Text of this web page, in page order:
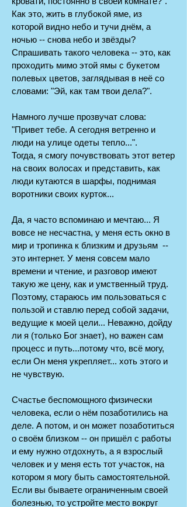
Как это, жить в глубокой яме, из
которой видно небо и тучи днём, а
ночью -- снова небо и звёзды?
Спрашивать такого человека -- это, как
проходить мимо этой ямы с букетом
полевых цветов, заглядывая в неё со
словами: "Эй, как там твои дела?".
Намного лучше прозвучат слова:
"Привет тебе. А сегодня ветренно и
люди на улице одеты тепло...".
Тогда, я смогу почувствовать этот ветер
на своих волосах и представить, как
люди кутаются в шарфы, поднимая
воротники своих курток...
Да, я часто вспоминаю и мечтаю... Я
вовсе не несчастна, у меня есть окно в
мир и тропинка к близким и друзьям --
это интернет. У меня совсем мало
времени и чтение, и разговор имеют
такую же цену, как и умственный труд.
Поэтому, стараюсь им пользоваться с
пользой и ставлю перед собой задачи,
ведущие к моей цели... Неважно, дойду
ли я (только Бог знает), но важен сам
процесс и путь...потому что, всё могу,
если Он меня укрепляет... хоть этого и
не чувствую.
Счастье беспомощного физически
человека, если о нём позаботились на
деле. А потом, и он может позаботиться
о своём близком -- он пришёл с работы
и ему нужно отдохнуть, а я взрослый
человек и у меня есть тот участок, на
котором я могу быть самостоятельной.
Если вы бываете ограниченным своей
болезнью, то устройте место вокруг